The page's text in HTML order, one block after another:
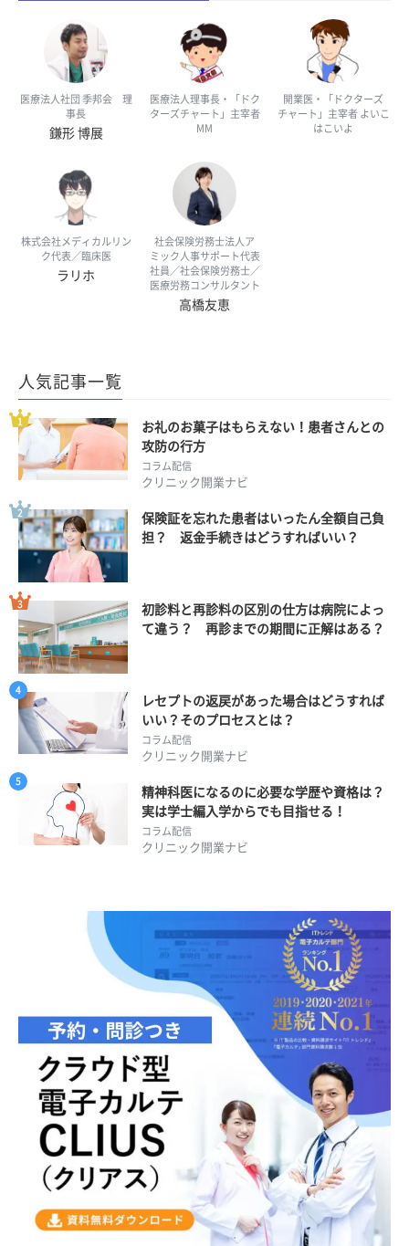
医療法人社団 季邦会 理
事長
鎌形 博展
医療法人理事長・「ドク
ターズチャート」主宰者
MM
開業医・「ドクターズ
チャート」主宰者 よいこ
はこいよ
株式会社メディカルリン
ク代表／臨床医
ラリホ
社会保険労務士法人ア
ミック人事サポート代表
社員／社会保険労務士／
医療労務コンサルタント
高橋友恵
人気記事一覧
お礼のお菓子はもらえない！患者さんとの
攻防の行方
コラム配信
クリニック開業ナビ
保険証を忘れた患者はいったん全額自己負
担？ 返金手続きはどうすればいい？
初診料と再診料の区別の仕方は病院によっ
て違う？ 再診までの期間に正解はある？
レセプトの返戻があった場合はどうすれば
いい？そのプロセスとは？
コラム配信
クリニック開業ナビ
精神科医になるのに必要な学歴や資格は？
実は学士編入学からでも目指せる！
コラム配信
クリニック開業ナビ